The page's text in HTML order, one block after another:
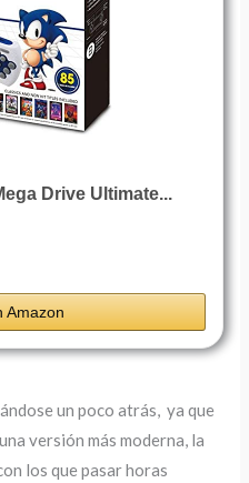
Drive Ultimate...
Amazon
un poco atrás, ya que
versión más moderna, la
los que pasar horas